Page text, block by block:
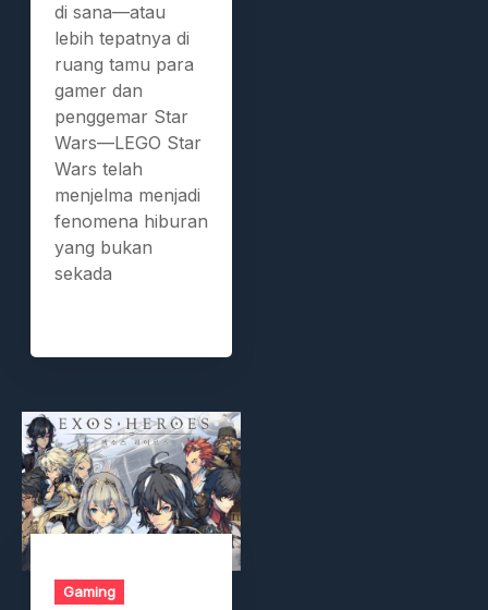
di sana—atau
lebih tepatnya di
ruang tamu para
gamer dan
penggemar Star
Wars—LEGO Star
Wars telah
menjelma menjadi
fenomena hiburan
yang bukan
sekada
Gaming